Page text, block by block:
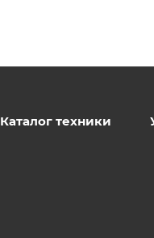
Каталог техники